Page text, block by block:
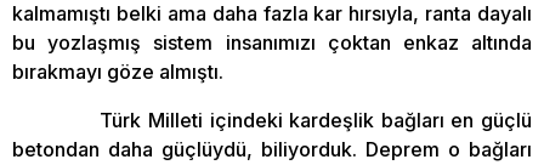
kalmamıştı belki ama daha fazla kar hırsıyla, ranta dayalı
bu yozlaşmış sistem insanımızı çoktan enkaz altında
bırakmayı göze almıştı.
Türk Milleti içindeki kardeşlik bağları en güçlü
betondan daha güçlüydü, biliyorduk. Deprem o bağları